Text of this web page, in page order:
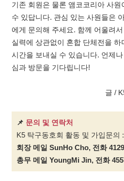
기존 회원은 물론 앰코코리아 사
수 있답니다. 관심 있는 사원들은
에게 문의해 주세요. 함께 어울려
실력에 상관없이 혼합 단체전을
시간을 보내실 수 있습니다. 언제
심과 방문을 기다립니다!
글 /
📌 문의 및 연락처
K5 탁구동호회 활동 및 가입문의 :
회장 메일 SunHo Cho, 전화 4129
총무 메일 YoungMi Jin, 전화